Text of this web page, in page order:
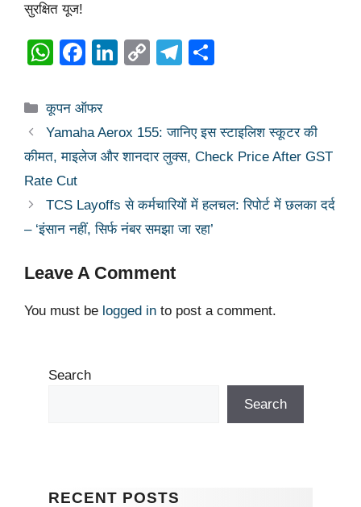
सुरक्षित यूज!
W
at
s
A
p
p
F
c
e
b
o
k
Li
e
dI
C
y
Li
k
T
gr
a
e
Categories
कूपन ऑफर
Yamaha Aerox 155: जानिए इस स्टाइलिश स्कूटर की
कीमत, माइलेज और शानदार लुक्स, Check Price After GST
Rate Cut
TCS Layoffs से कर्मचारियों में हलचल: रिपोर्ट में छलका दर्द
– ‘इंसान नहीं, सिर्फ नंबर समझा जा रहा’
Leave A Comment
You must be logged in to post a comment.
Search
Search
RECENT POSTS